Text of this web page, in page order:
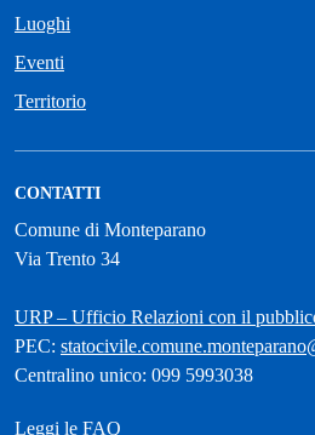
Luoghi
Eventi
Territorio
CONTATTI
Comune di Monteparano
Via Trento 34
URP – Ufficio Relazioni con il
PEC:
Centralino unico: 099 5993038
Leggi le FAQ